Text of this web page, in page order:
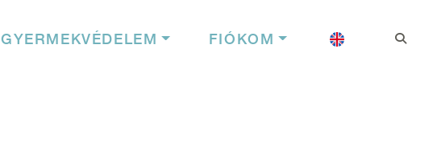
GYERMEKVÉDELEM Felhasználói
FIÓKOM Nyelv